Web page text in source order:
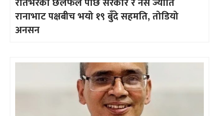
रानाभाट पक्षबीच भयो १९ बुँदे सहमति, तोडियो
अनसन